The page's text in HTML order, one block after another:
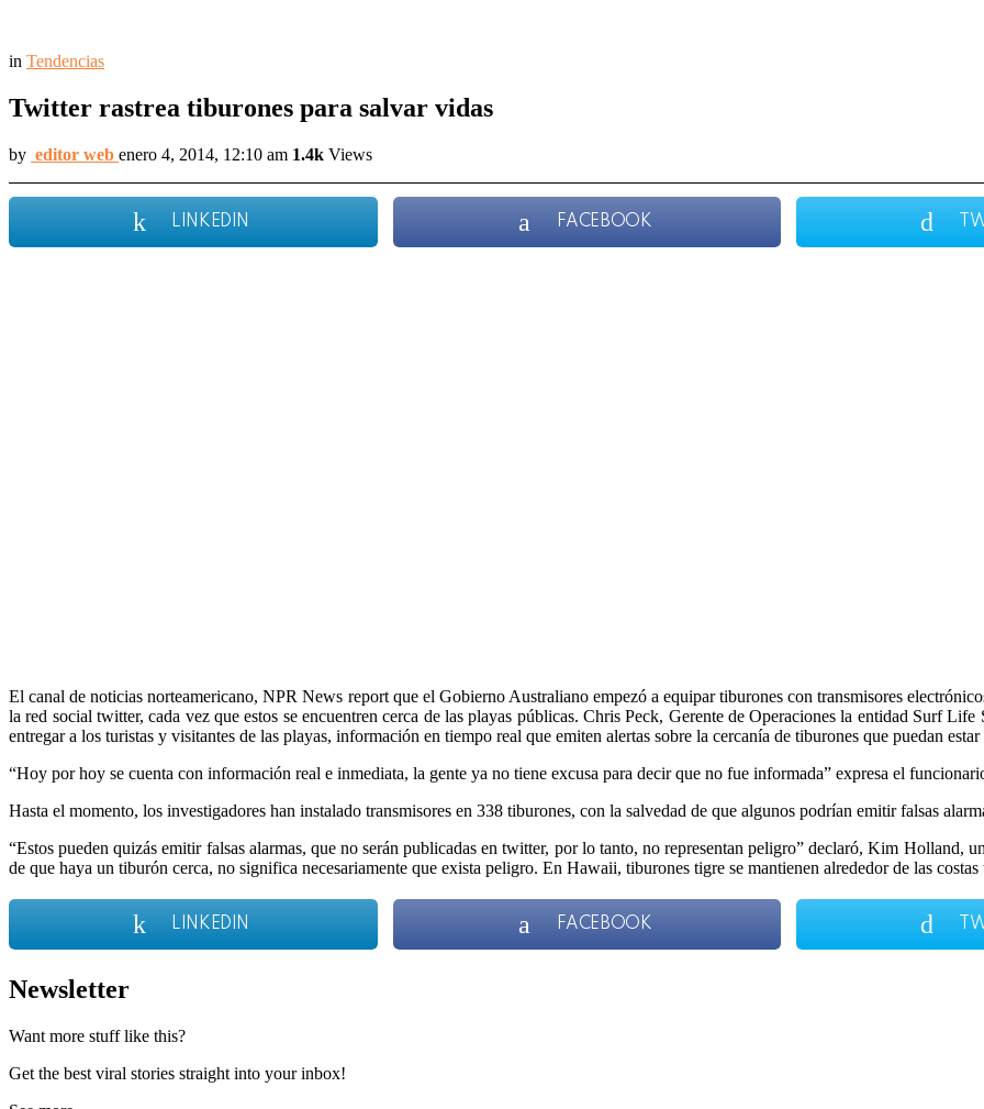
in Tendencias
Twitter rastrea tiburones para salvar vidas
by editor web enero 4, 2014, 12:10 am 1.4k Views
LINKEDIN FACEBOOK
El canal de noticias norteamericano, NPR News report que el Gobierno Australiano empezó a equipar tiburones con transmisores
la red social twitter, cada vez que estos se encuentren cerca de las playas públicas. Chris Peck, Gerente de Operaciones la entidad Surf
entregar a los turistas y visitantes de las playas, información en tiempo real que emiten alertas sobre la cercanía de tiburones que puedan
“Hoy por hoy se cuenta con información real e inmediata, la gente ya no tiene excusa para decir que no fue informada” expresa el
Hasta el momento, los investigadores han instalado transmisores en 338 tiburones, con la salvedad de que algunos podrían emitir falsas
“Estos pueden quizás emitir falsas alarmas, que no serán publicadas en twitter, por lo tanto, no representan peligro” declaró, Kim
de que haya un tiburón cerca, no significa necesariamente que exista peligro. En Hawaii, tiburones tigre se mantienen alrededor de las
LINKEDIN FACEBOOK
Newsletter
Want more stuff like this?
Get the best viral stories straight into your inbox!